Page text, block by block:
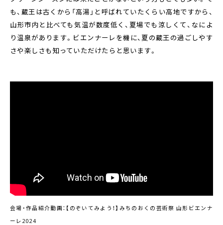
も、蔵王は古くから「高湯」と呼ばれていたくらい高地ですから、
山形市内と比べても気温が数度低く、夏場でも涼しくて、なによ
り温泉があります。ビエンナーレを機に、夏の蔵王の過ごしやす
さや楽しさも知っていただけたらと思います。
会場・作品紹介動画：【のぞいてみよう！】みちのおくの芸術祭 山形ビエンナ
ーレ2024